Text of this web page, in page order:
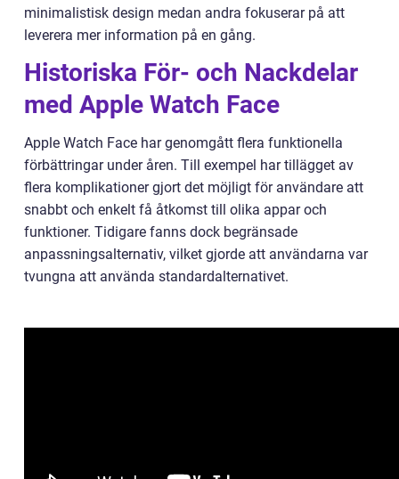
minimalistisk design medan andra fokuserar på att
leverera mer information på en gång.
Historiska För- och Nackdelar
med Apple Watch Face
Apple Watch Face har genomgått flera funktionella
förbättringar under åren. Till exempel har tillägget av
flera komplikationer gjort det möjligt för användare att
snabbt och enkelt få åtkomst till olika appar och
funktioner. Tidigare fanns dock begränsade
anpassningsalternativ, vilket gjorde att användarna var
tvungna att använda standardalternativet.